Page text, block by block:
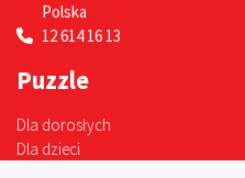
Polska
12 614 16 13
Puzzle
Dla dorosłych
Dla dzieci